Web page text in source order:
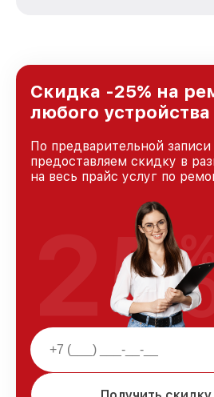
Новосибирске, постоянно
доверия и лояльности
Скидка -25% на
любого устройства
По предварительной записи
предоставляем скидку в
на весь прайс услуг по
25